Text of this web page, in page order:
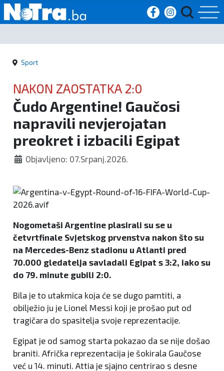
Početna
Vijesti
Sport
Kultura
Crna
kronika
Politika
Zanimljivosti
Sport
NAKON ZAOSTATKA 2:0
Čudo Argentine! Gaučosi
napravili nevjerojatan
preokret i izbacili Egipat
Objavljeno: 07.Srpanj.2026.
Nogometaši Argentine plasirali su se u
četvrtfinale Svjetskog prvenstva nakon što su
na Mercedes-Benz stadionu u Atlanti pred
70.000 gledatelja savladali Egipat s 3:2, iako su
do 79. minute gubili 2:0.
Bila je to utakmica koja će se dugo pamtiti, a
obilježio ju je Lionel Messi koji je prošao put od
tragičara do spasitelja svoje reprezentacije.
Egipat je od samog starta pokazao da se nije došao
braniti. Afrička reprezentacija je šokirala Gaučose
već u 14. minuti. Attia je sjajno centrirao s desne